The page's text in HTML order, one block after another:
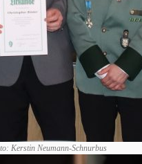
Kerstin Neumann-Schnurbus